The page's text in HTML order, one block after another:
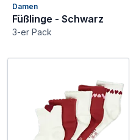
Damen
Füßlinge - Schwarz
3-er Pack